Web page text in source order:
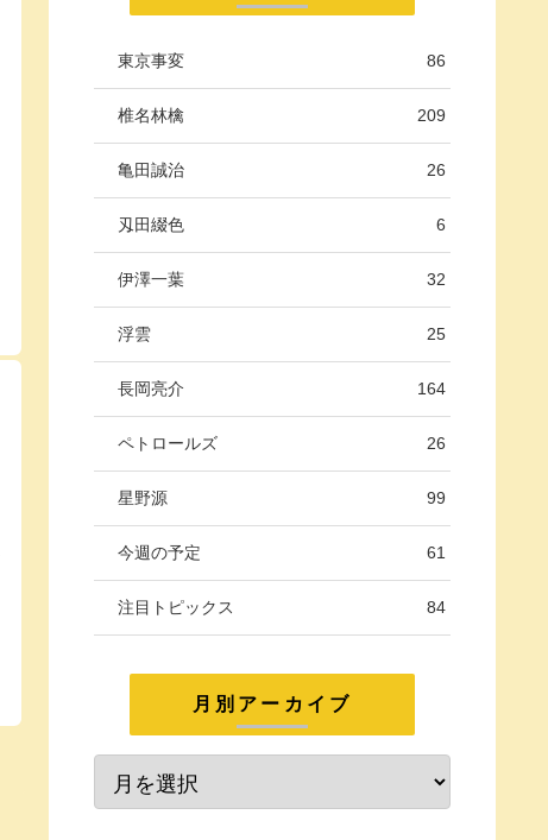
東京事変 86
椎名林檎 209
亀田誠治 26
刄田綴色 6
伊澤一葉 32
浮雲 25
長岡亮介 164
ペトロールズ 26
星野源 99
今週の予定 61
注目トピックス 84
月別アーカイブ